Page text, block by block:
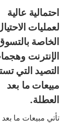
احتمالية عالية
لعمليات
الخاصة
الإنترنت
التصيد التي
مبيعات ما بعد
العطلة.
تأتي مبيعات ما